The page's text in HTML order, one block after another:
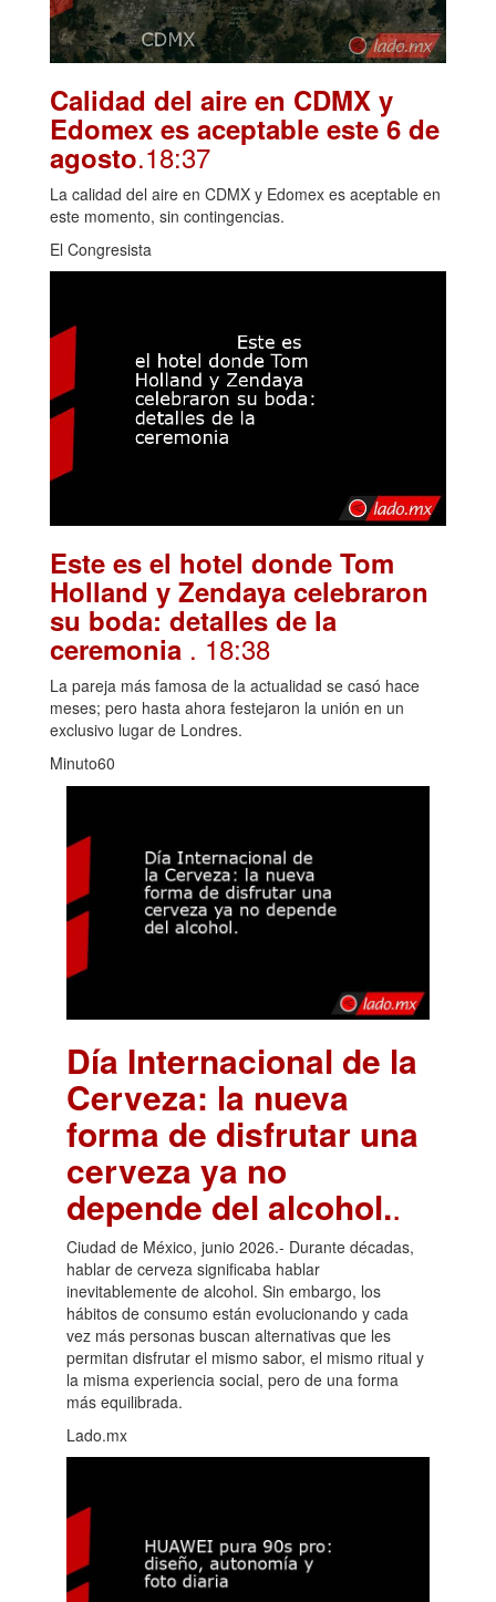
Calidad del aire en CDMX y
Edomex es aceptable este 6 de
agosto.18:37
La calidad del aire en CDMX y Edomex es aceptable en
este momento, sin contingencias.
El Congresista
Este es el hotel donde Tom
Holland y Zendaya celebraron
su boda: detalles de la
ceremonia . 18:38
La pareja más famosa de la actualidad se casó hace
meses; pero hasta ahora festejaron la unión en un
exclusivo lugar de Londres.
Minuto60
Día Internacional de la
Cerveza: la nueva
forma de disfrutar una
cerveza ya no
depende del alcohol..
Ciudad de México, junio 2026.- Durante décadas,
hablar de cerveza significaba hablar
inevitablemente de alcohol. Sin embargo, los
hábitos de consumo están evolucionando y cada
vez más personas buscan alternativas que les
permitan disfrutar el mismo sabor, el mismo ritual y
la misma experiencia social, pero de una forma
más equilibrada.
Lado.mx